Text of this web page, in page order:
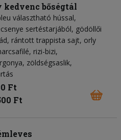
kedvenc bőségtál
választható hússal,
sertéstarjából, gödöllői
rántott trappista sajt, orly
rizi-bizi,
zöldségsaslik,
Ft
Ft